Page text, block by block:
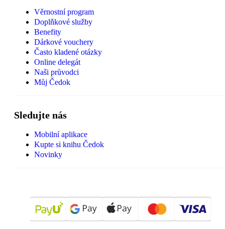
Věrnostní program
Doplňkové služby
Benefity
Dárkové vouchery
Často kladené otázky
Online delegát
Naši průvodci
Můj Čedok
Sledujte nás
Mobilní aplikace
Kupte si knihu Čedok
Novinky